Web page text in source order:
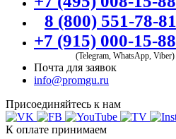
8 (800) 551-78-81
+7 (915) 000-15-88
(Telegram, WhatsApp, Viber)
Почта для заявок
info@promgu.ru
Присоединяйтесь к нам
К оплате принимаем